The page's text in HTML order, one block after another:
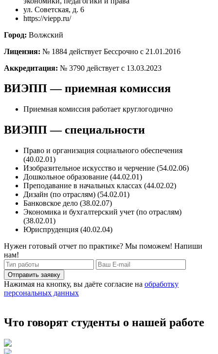
ул. Советская, д. 6
https://viepp.ru/
Город: Волжский
Лицензия: № 1884 действует Бессрочно с 21.01.2016
Аккредитация: № 3790 действует с 13.03.2023
ВИЭПП — приемная комиссия
Приемная комиссия работает круглогодично
ВИЭПП — специальности
Право и организация социального обеспечения
(40.02.01)
Изобразительное искусство и черчение (54.02.06)
Дошкольное образование (44.02.01)
Преподавание в начальных классах (44.02.02)
Дизайн (по отраслям) (54.02.01)
Банковское дело (38.02.07)
Экономика и бухгалтерский учет (по отраслям)
(38.02.01)
Юриспруденция (40.02.04)
Нужен готовый отчет по практике? Мы поможем! Напиши
нам!
Отправить заявку
Нажимая на кнопку, вы даёте согласие на обработку
персональных данных
Что говорят студенты о нашей работе